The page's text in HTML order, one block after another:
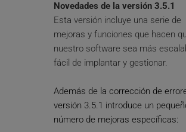
Novedades de la versión 3.5.1
Esta versión incluye una serie de
mejoras y funciones que hacen
nuestro software sea más
fácil de implantar y gestionar.
Además de la corrección de
versión 3.5.1 introduce un
número de mejoras específicas: